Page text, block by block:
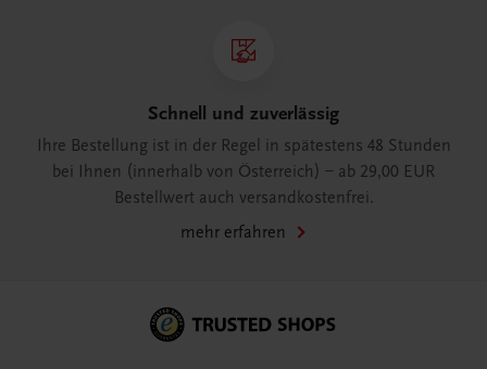
Schnell und zuverlässig
Ihre Bestellung ist in der Regel in spätestens 48 Stunden
bei Ihnen (innerhalb von Österreich) – ab 29,00 EUR
Bestellwert auch versandkostenfrei.
mehr erfahren